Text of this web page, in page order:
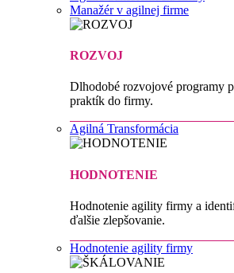
Manažér v agilnej firme
ROZVOJ
Dlhodobé rozvojové programy
praktík do firmy.
Agilná Transformácia
HODNOTENIE
Hodnotenie agility firmy a
ďalšie zlepšovanie.
Hodnotenie agility firmy